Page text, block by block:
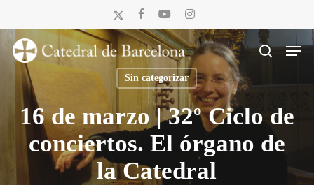
to
main
content
x-
twitter
facebookyoutube instagram
search
Menu
Sin categorizar
16 de marzo | 32º Ciclo de
conciertos. El órgano de
la Catedral